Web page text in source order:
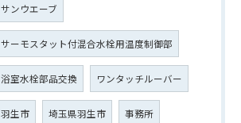
サンウエーブ
サーモスタット付混合水栓用温度制御部
浴室水栓部品交換 ワンタッチルーバー
羽生市 埼玉県羽生市 事務所